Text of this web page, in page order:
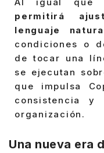
permitirá
lenguaje
condiciones o
de tocar una
se ejecutan
que impulsa
consistencia y
organización.
Una nueva era